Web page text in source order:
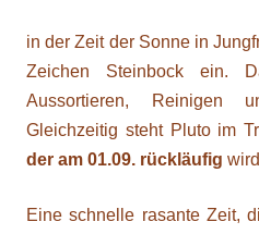
in der Zeit der Sonne in
Zeichen Steinbock ein.
Aussortieren, Reinigen
Gleichzeitig steht Pluto im
der am 01.09. rückläufig
Eine schnelle rasante Zeit,